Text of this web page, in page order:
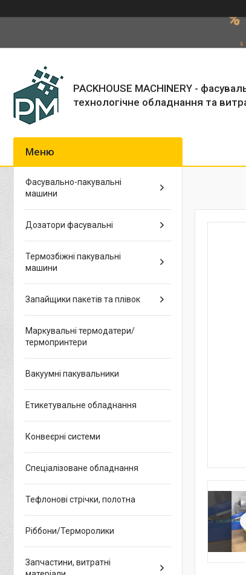
PACKHOUSE MACHINERY -
технологічне обладнання та
Фасувально-пакувальні
машини
Дозатори фасувальні
Термозбіжні пакувальні
машини
Запайщики пакетів та плівок
Маркувальні термодатери/
термопринтери
Вакуумні пакувальники
Етикетувальне обладнання
Конвеєрні системи
Спеціалізоване обладнання
Тефлонові стрічки, полотна
Ріббони/Терморолики
Запчастини, витратні